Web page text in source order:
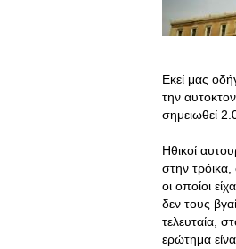
Εκεί μας
την
σημειωθεί
Ηθικοί
στην
οι οποίοι
δεν τους
τελευταία,
ερώτημα